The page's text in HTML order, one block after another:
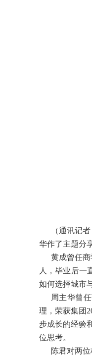
（通讯记
华作了主题分
黄成曾任
人，毕业后一
如何选择城市
周主华曾
理，荣获集团
步成长的经验
位思考。
陈君对两